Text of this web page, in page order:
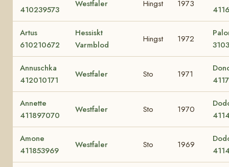
410239573
Westfaler Hingst 1973
Artus
610210672
Hessiskt
Varmblod
Hingst 1972
Annuschka
412010171
Westfaler Sto 1971
Annette
411897070
Westfaler Sto 1970
Amone
411853969
Westfaler Sto 1969